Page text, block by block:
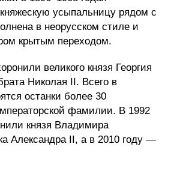
усыпальницу рядом с
в неорусском стиле и
крытым переходом.
великого князя Георгия
Николая II. Всего в
останки более 30
фамилии. В 1992
князя Владимира
Александра II, а в 2010 году —